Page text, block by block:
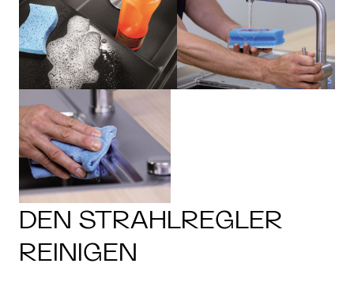
DEN STRAHLREGLER
REINIGEN